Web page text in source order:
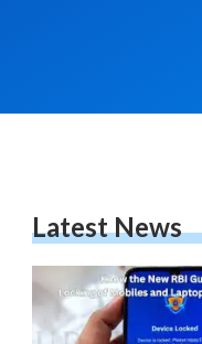
Latest News